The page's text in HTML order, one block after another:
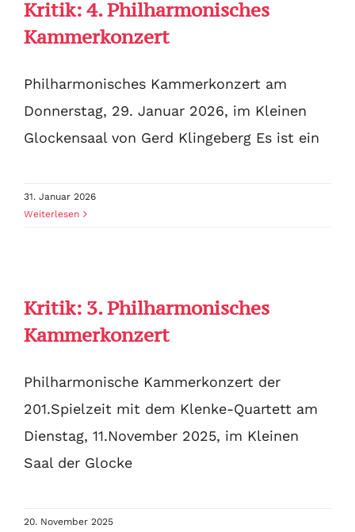
Kritik: 4. Philharmonisches
Kammerkonzert
Philharmonisches Kammerkonzert am
Donnerstag, 29. Januar 2026, im Kleinen
Glockensaal von Gerd Klingeberg Es ist ein
31. Januar 2026
Weiterlesen
Kritik: 3. Philharmonisches
Kammerkonzert
Philharmonische Kammerkonzert der
201.Spielzeit mit dem Klenke-Quartett am
Dienstag, 11.November 2025, im Kleinen
Saal der Glocke
20. November 2025